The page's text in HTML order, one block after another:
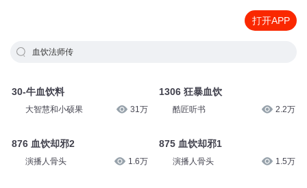
打开APP
血饮法师传
30-牛血饮料
大智慧和小硕果 31万
876 血饮却邪2
演播人骨头 1.6万
1306 狂暴血饮
酷匠听书 2.2万
875 血饮却邪1
演播人骨头 1.5万